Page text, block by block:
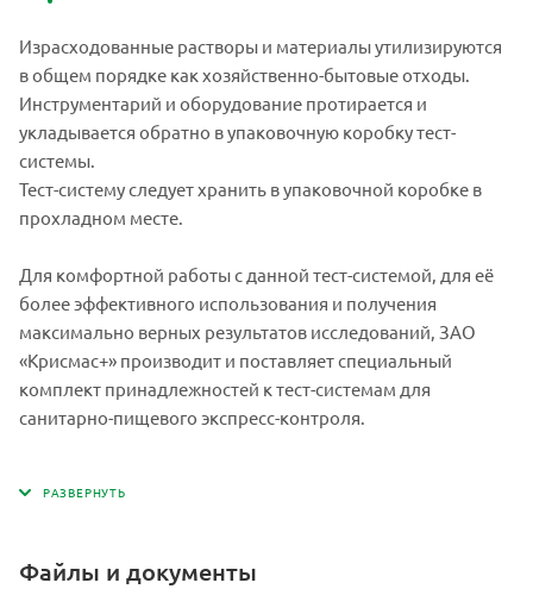
Израсходованные растворы и материалы утилизируются
в общем порядке как хозяйственно-бытовые отходы.
Инструментарий и оборудование протирается и
укладывается обратно в упаковочную коробку тест-
системы.
Тест-систему следует хранить в упаковочной коробке в
прохладном месте.
Для комфортной работы с данной тест-системой, для её
более эффективного использования и получения
максимально верных результатов исследований, ЗАО
«Крисмас+» производит и поставляет специальный
комплект принадлежностей к тест-системам для
санитарно-пищевого экспресс-контроля.
Файлы и документы